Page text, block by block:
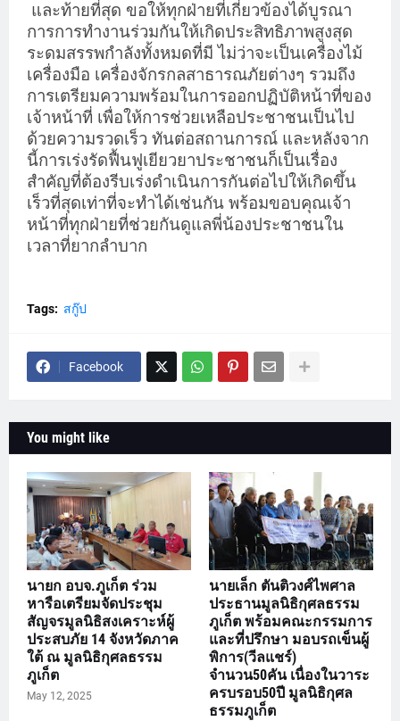
และท้ายที่สุด ขอให้ทุกฝ่ายที่เกี่ยวข้องได้บูรณา
การการทำงานร่วมกันให้เกิดประสิทธิภาพสูงสุด
ระดมสรรพกำลังทั้งหมดที่มี ไม่ว่าจะเป็นเครื่องไม้
เครื่องมือ เครื่องจักรกลสาธารณภัยต่างๆ รวมถึง
การเตรียมความพร้อมในการออกปฏิบัติหน้าที่ของ
เจ้าหน้าที่ เพื่อให้การช่วยเหลือประชาชนเป็นไป
ด้วยความรวดเร็ว ทันต่อสถานการณ์ และหลังจาก
นี้การเร่งรัดฟื้นฟูเยียวยาประชาชนก็เป็นเรื่อง
สำคัญที่ต้องรีบเร่งดำเนินการกันต่อไปให้เกิดขึ้น
เร็วที่สุดเท่าที่จะทำได้เช่นกัน พร้อมขอบคุณเจ้า
หน้าที่ทุกฝ่ายที่ช่วยกันดูแลพี่น้องประชาชนใน
เวลาที่ยากลำบาก
Tags: สกู๊ป
Facebook
You might like
นายก อบจ.ภูเก็ต ร่วม
หารือเตรียมจัดประชุม
สัญจรมูลนิธิสงเคราะห์ผู้
ประสบภัย 14 จังหวัดภาค
ใต้ ณ มูลนิธิกุศลธรรม
ภูเก็ต
May 12, 2025
นายเล็ก ตันติวงศ์ไพศาล
ประธานมูลนิธิกุศลธรรม
ภูเก็ต พร้อมคณะกรรมการ
และที่ปรึกษา มอบรถเข็นผู้
พิการ(วีลแชร์)
จำนวน50คัน เนื่องในวาระ
ครบรอบ50ปี มูลนิธิกุศล
ธรรมภูเก็ต